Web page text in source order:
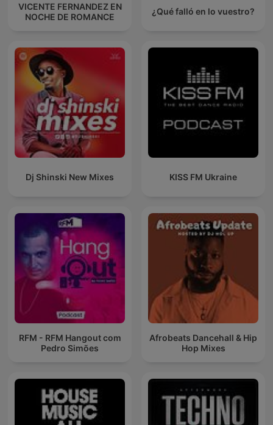
VICENTE FERNANDEZ EN
NOCHE DE ROMANCE
¿Qué falló en lo vuestro?
Dj Shinski New Mixes KISS FM Ukraine
RFM - RFM Hangout com
Pedro Simões
Afrobeats Dancehall & Hip
Hop Mixes